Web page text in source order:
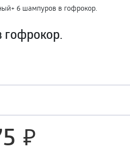
6 шампуров в гофрокор.
гофрокор.